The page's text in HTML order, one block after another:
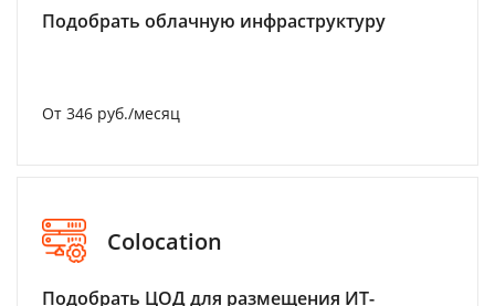
Подобрать облачную инфраструктуру
От 346 руб./месяц
Colocation
Подобрать ЦОД для размещения ИТ-